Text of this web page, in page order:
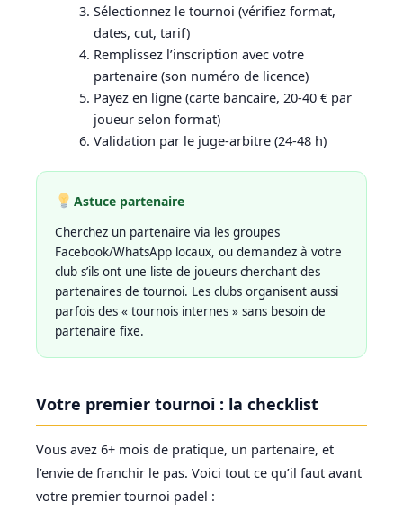
Sélectionnez le tournoi (vérifiez format,
dates, cut, tarif)
Remplissez l’inscription avec votre
partenaire (son numéro de licence)
Payez en ligne (carte bancaire, 20-40 € par
joueur selon format)
Validation par le juge-arbitre (24-48 h)
Astuce partenaire
Cherchez un partenaire via les groupes
Facebook/WhatsApp locaux, ou demandez à votre
club s’ils ont une liste de joueurs cherchant des
partenaires de tournoi. Les clubs organisent aussi
parfois des « tournois internes » sans besoin de
partenaire fixe.
Votre premier tournoi : la checklist
Vous avez 6+ mois de pratique, un partenaire, et
l’envie de franchir le pas. Voici tout ce qu’il faut avant
votre premier tournoi padel :